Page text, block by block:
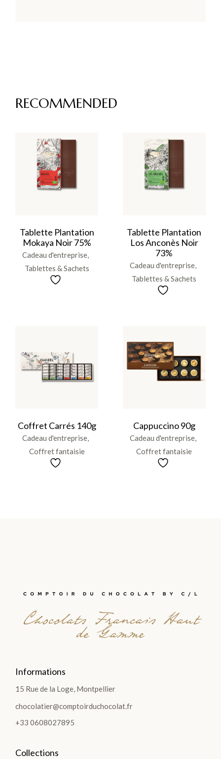
RECOMMENDED
Tablette Plantation
Mokaya Noir 75%
Cadeau d'entreprise
Tablettes & Sachets
Tablette Plantation
Los Anconès Noir
73%
Cadeau d'entreprise
Tablettes & Sachets
Coffret Carrés 140g
Cadeau d'entreprise
Coffret fantaisie
Cappuccino 90g
Cadeau d'entreprise
Coffret fantaisie
Chocolats Francais Haut
de Gamme
Informations
15 Rue de la Loge, Montpellier
chocolatier@comptoirduchocolat.fr
+33 0608027895
Collections